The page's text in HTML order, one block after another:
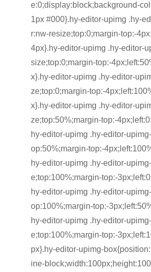
e:0;display:block;background-
1px #000}.hy-editor-upimg .hy-
r:nw-resize;top:0;margin-top:-
4px}.hy-editor-upimg .hy-editor-
size;top:0;margin-top:-
x}.hy-editor-upimg .hy-editor-
ze;top:0;margin-top:-
x}.hy-editor-upimg .hy-editor-
ze;top:50%;margin-top:-
hy-editor-upimg .hy-editor-
op:50%;margin-top:-
hy-editor-upimg .hy-editor-
e;top:100%;margin-top:-
hy-editor-upimg .hy-editor-
op:100%;margin-top:-
hy-editor-upimg .hy-editor-
e;top:100%;margin-top:-
px}.hy-editor-upimg-
ine-